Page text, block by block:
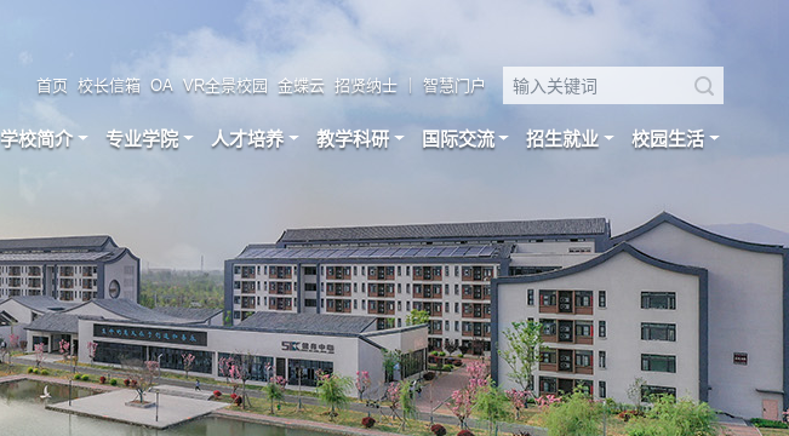
首页 校长信箱 OA VR全景校园 金蝶云 招贤纳士 智慧门户
学校简介 专业学院 人才培养 教学科研 国际交流 招生就业 校园生活